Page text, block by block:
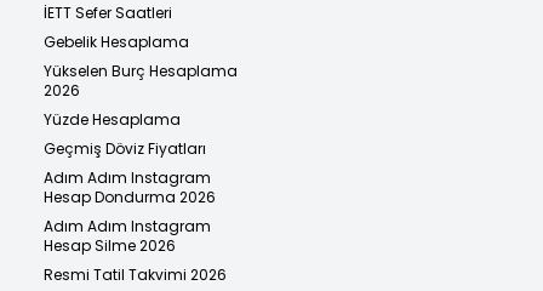
İETT Sefer Saatleri
Gebelik Hesaplama
Yükselen Burç Hesaplama
2026
Yüzde Hesaplama
Geçmiş Döviz Fiyatları
Adım Adım Instagram
Hesap Dondurma 2026
Adım Adım Instagram
Hesap Silme 2026
Resmi Tatil Takvimi 2026